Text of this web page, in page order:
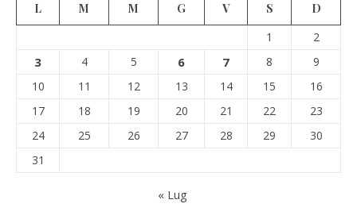
L M M G V S
D
1
2
3 4 5 6 7 8
9
10
11 12 13 14 15
16
17
18 19 20 21 22
23
24
25 26 27 28 29
30
31
« Lug